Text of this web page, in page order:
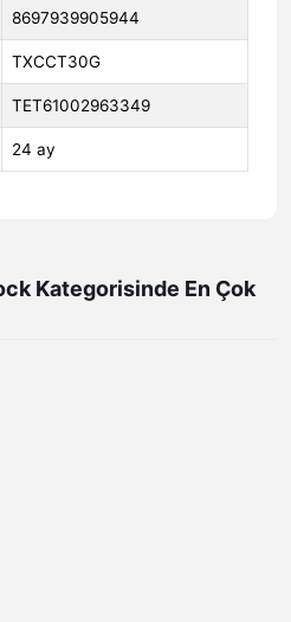
8697939905944
TXCCT30G
TET61002963349
24 ay
Kategorisinde En Çok